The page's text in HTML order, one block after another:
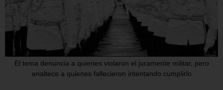
El tema denuncia a quienes violaron el juramente militar, pero
enaltece a quienes fallecieron intentando cumplirlo